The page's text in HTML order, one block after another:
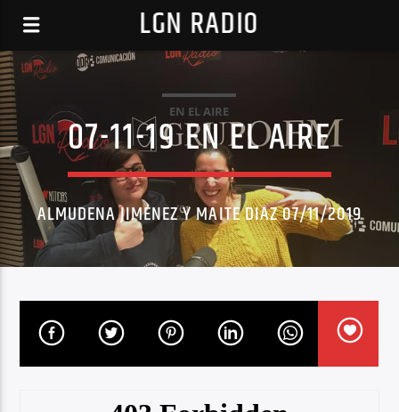
LGN RADIO
EN EL AIRE
07-11-19 EN EL AIRE
ALMUDENA JIMÉNEZ Y MAITE DIAZ 07/11/2019